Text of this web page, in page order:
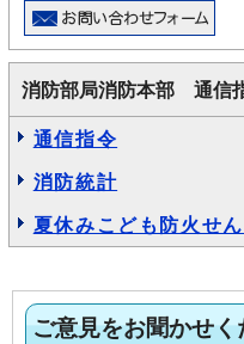
消防部局消防本部 通信
通信指令
消防統計
夏休みこども防火せ
ご意見をお聞かせ